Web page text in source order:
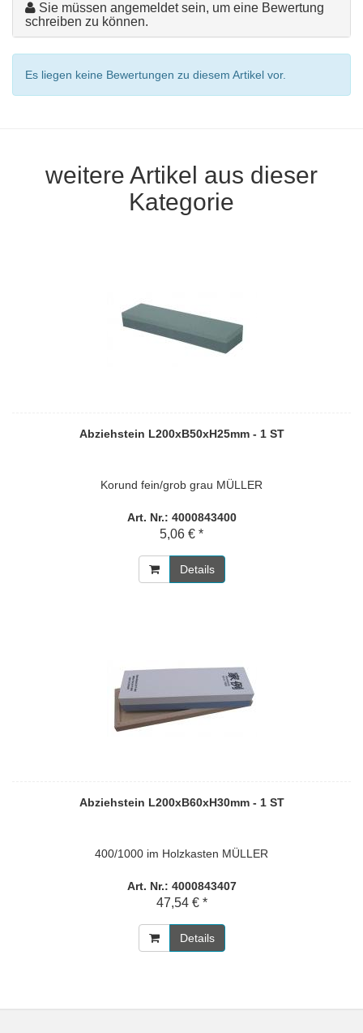
Sie müssen angemeldet sein, um eine Bewertung
schreiben zu können.
Es liegen keine Bewertungen zu diesem Artikel vor.
weitere Artikel aus dieser
Kategorie
Abziehstein L200xB50xH25mm - 1 ST
Korund fein/grob grau MÜLLER
Art. Nr.: 4000843400
5,06 € *
Details
Abziehstein L200xB60xH30mm - 1 ST
400/1000 im Holzkasten MÜLLER
Art. Nr.: 4000843407
47,54 € *
Details